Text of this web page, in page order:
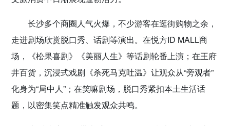
长沙多个商圈人气火爆，不少游客在逛街购物之余，
走进剧场欣赏脱口秀、话剧等演出。在悦方ID MALL商
场，《松果喜剧》《美丽人生》等话剧轮番上演；在王府
井百货，沉浸式戏剧《杀死马克吐温》让观众从“旁观者”
化身为“局中人”；在笑嘛剧场，脱口秀紧扣本土生活话
题，以密集笑点精准触发观众共鸣。